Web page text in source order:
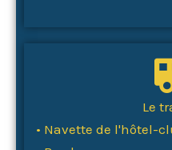
Le
• Navette de l'hôtel-